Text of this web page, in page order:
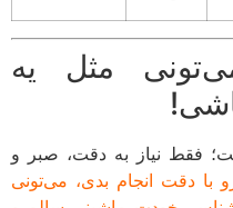
مثل یه
نیاز به دقت، صبر و
انجام بدی، می‌تونی